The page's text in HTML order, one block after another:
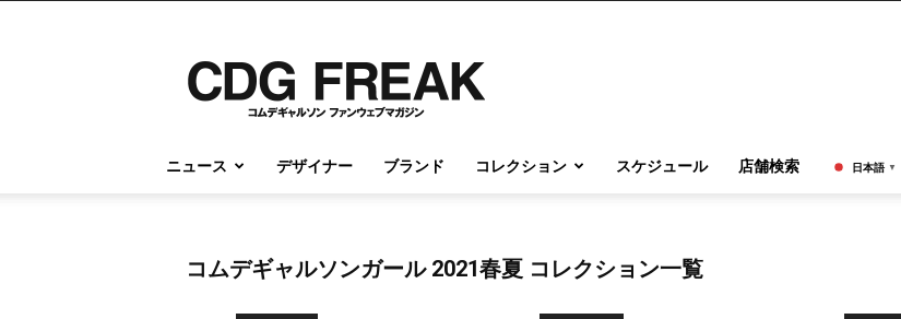
ム
デ
ギ
の
ニュース デザイナー ブランド コレクション スケジュール 店舗検索 日本語 ▼
コムデギャルソンガール 2021春夏 コレクション一覧